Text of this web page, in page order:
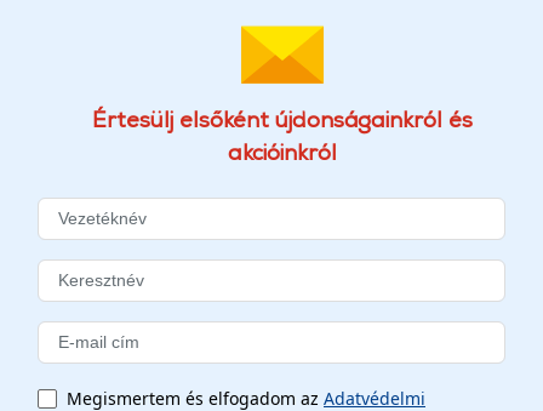
Értesülj elsőként újdonságainkról és
akcióinkról
Megismertem és elfogadom az Adatvédelmi